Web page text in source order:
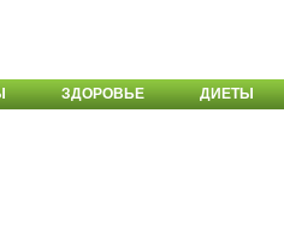
ЗДОРОВЬЕ ДИЕТЫ